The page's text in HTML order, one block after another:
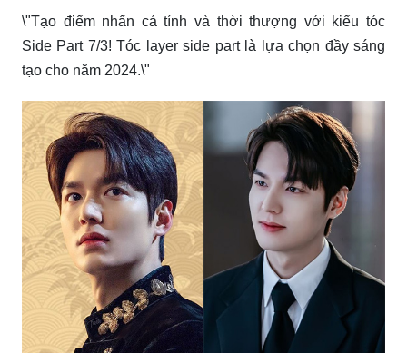
\"Cắt tóc trước tết để thay đổi diện mạo! Tóc layer side
part là lựa chọn hoàn hảo.\"